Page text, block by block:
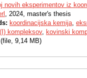
novih eksperimentov iz
, 2024, master's thesis
koordinacijska kemija,
kompleksov, kovinski
(file, 9,14 MB)